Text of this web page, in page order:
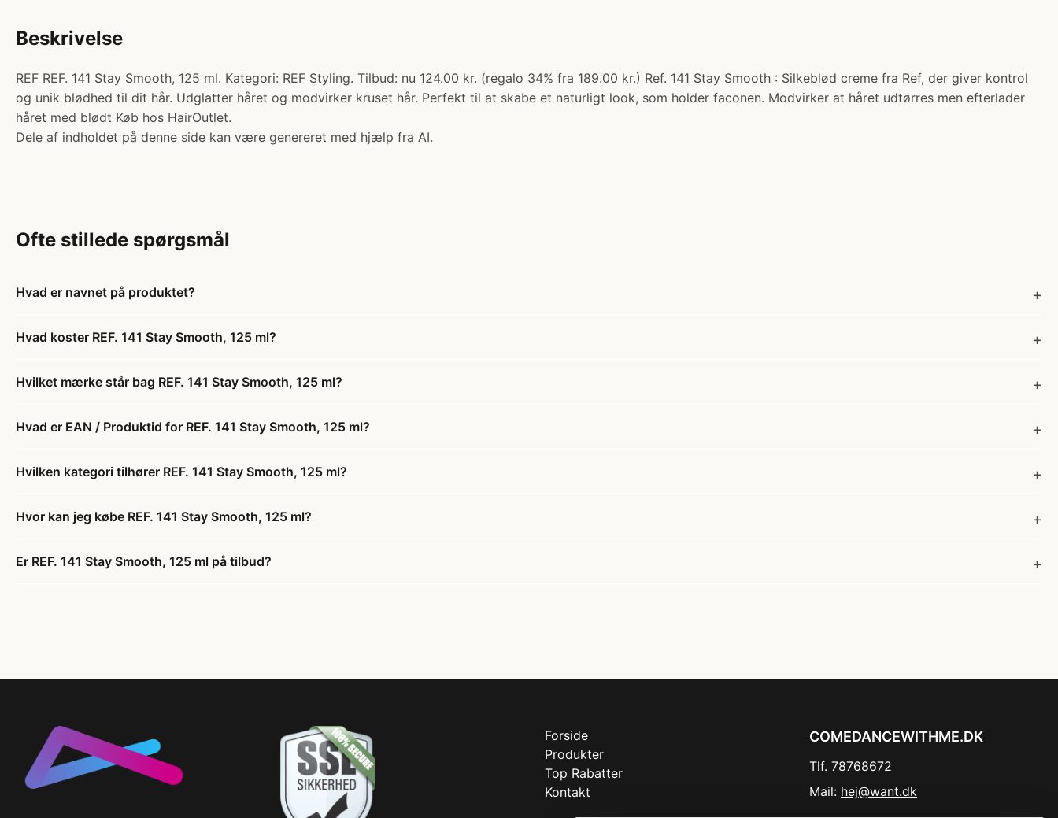
Beskrivelse
REF REF. 141 Stay Smooth, 125 ml. Kategori: REF Styling. Tilbud: nu 124.00 kr. (regalo 34% fra 189.00 kr.) Ref. 141 Stay Smooth : Silkeblød creme fra Ref, der giver kontrol
og unik blødhed til dit hår. Udglatter håret og modvirker kruset hår. Perfekt til at skabe et naturligt look, som holder faconen. Modvirker at håret udtørres men efterlader
håret med blødt Køb hos HairOutlet.
Dele af indholdet på denne side kan være genereret med hjælp fra AI.
Ofte stillede spørgsmål
Hvad er navnet på produktet?
Hvad koster REF. 141 Stay Smooth, 125 ml?
Hvilket mærke står bag REF. 141 Stay Smooth, 125 ml?
Hvad er EAN / Produktid for REF. 141 Stay Smooth, 125 ml?
Hvilken kategori tilhører REF. 141 Stay Smooth, 125 ml?
Hvor kan jeg købe REF. 141 Stay Smooth, 125 ml?
Er REF. 141 Stay Smooth, 125 ml på tilbud?
Forside
Produkter
Top Rabatter
Kontakt
COMEDANCEWITHME.DK
Tlf. 78768672
Mail: hej@want.dk